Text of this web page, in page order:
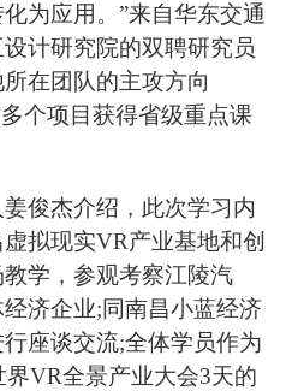
为应用。”来自华东交通
计研究院的双聘研究员
在团队的主攻方向
个项目获得省级重点课
俊杰介绍，此次学习内
拟现实VR产业基地和创
学，参观考察江陵汽
济企业;同南昌小蓝经济
座谈交流;全体学员作为
VR全景产业大会3天的